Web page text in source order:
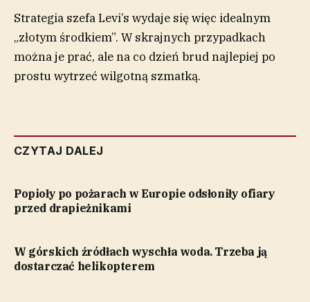
Strategia szefa Levi’s wydaje się więc idealnym
„złotym środkiem”. W skrajnych przypadkach
można je prać, ale na co dzień brud najlepiej po
prostu wytrzeć wilgotną szmatką.
CZYTAJ DALEJ
Popioły po pożarach w Europie odsłoniły ofiary
przed drapieżnikami
W górskich źródłach wyschła woda. Trzeba ją
dostarczać helikopterem